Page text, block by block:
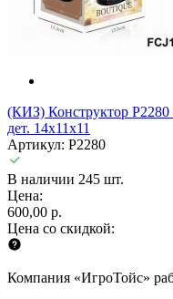
(КИЗ) Конструктор
дет. 14x11x11
Артикул: P2280
В наличии 245 шт.
Цена:
600,00 р.
Цена со скидкой:
Компания «ИгроТойс»